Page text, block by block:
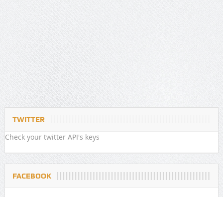
TWITTER
Check your twitter API's keys
FACEBOOK